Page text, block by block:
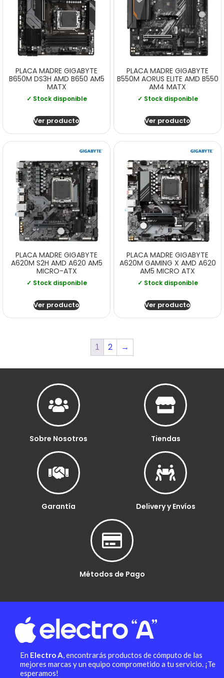
PLACA MADRE GIGABYTE
B650M DS3H AMD B650 AM5
MATX
✓ Stock disponible
Ver producto
PLACA MADRE GIGABYTE
B550M AORUS ELITE AMD B550
AM4 MATX
✓ Stock disponible
Ver producto
PLACA MADRE GIGABYTE
A620M S2H AMD A620 AM5
MICRO-ATX
✓ Stock disponible
Ver producto
PLACA MADRE GIGABYTE
A620M GAMING X AMD A620
AM5 MICRO ATX
✓ Stock disponible
Ver producto
1 2 →
Sobre Nosotros Tiendas
Garantía Delivery y Envíos
Métodos de Pago
En Electro A, encontrarás productos de cómputo de las
mejores marcas y un equipo comprometido a tu servicio. ¡Te
esperamos!